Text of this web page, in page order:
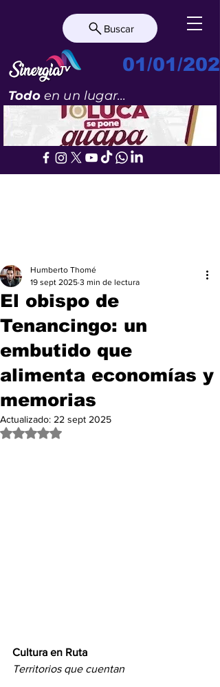
Buscar
01/01/
Todoen un lugar...
El obispo de
Tenancingo: un
embutido que
alimenta economías y
memorias
Humberto Thomé
19 sept 2025 3 min de lectura
Actualizado: 22 sept 2025
Obtuvo NaN de 5 estrellas.
Cultura en Ruta
Territorios que cuentan